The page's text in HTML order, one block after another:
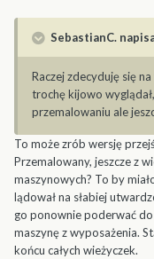
SebastianC.
Raczej zdecyduję się
trochę kijowo
przemalowaniu ale
To może zrób wersję
Przemalowany, jeszcze z
maszynowych? To by
lądował na słabiej
go ponownie poderwać
maszynę z wyposażenia.
końcu całych wieżyczek.